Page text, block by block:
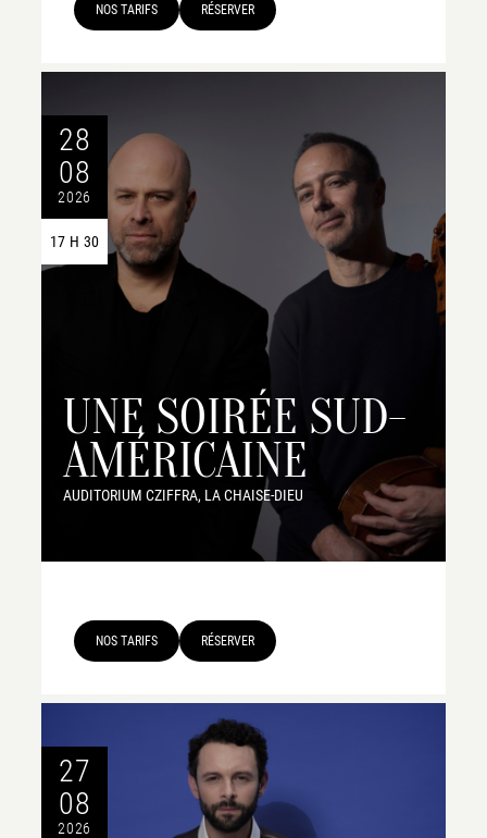
NOS TARIFS RÉSERVER
28
08
2026
17 H 30
UNE SOIRÉE SUD-
AMÉRICAINE
AUDITORIUM CZIFFRA, LA CHAISE-DIEU
NOS TARIFS RÉSERVER
27
08
2026